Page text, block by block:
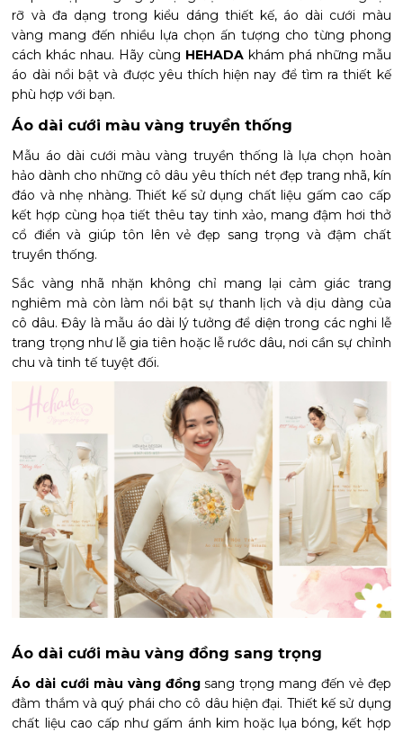
rỡ và đa dạng trong kiểu dáng thiết kế, áo dài cưới màu
vàng mang đến nhiều lựa chọn ấn tượng cho từng phong
cách khác nhau. Hãy cùng HEHADAkhám phá những mẫu
áo dài nổi bật và được yêu thích hiện nay để tìm ra thiết kế
phù hợp với bạn.
Áo dài cưới màu vàng truyền thống
Mẫu áo dài cưới màu vàng truyền thống là lựa chọn hoàn
hảo dành cho những cô dâu yêu thích nét đẹp trang nhã, kín
đáo và nhẹ nhàng. Thiết kế sử dụng chất liệu gấm cao cấp
kết hợp cùng họa tiết thêu tay tinh xảo, mang đậm hơi thở
cổ điển và giúp tôn lên vẻ đẹp sang trọng và đậm chất
truyền thống.
Sắc vàng nhã nhặn không chỉ mang lại cảm giác trang
nghiêm mà còn làm nổi bật sự thanh lịch và dịu dàng của
cô dâu. Đây là mẫu áo dài lý tưởng để diện trong các nghi lễ
trang trọng như lễ gia tiên hoặc lễ rước dâu, nơi cần sự chỉnh
chu và tinh tế tuyệt đối.
Áo dài cưới màu vàng đồng sang trọng
Áo dài cưới màu vàng đồngsang trọng mang đến vẻ đẹp
đằm thắm và quý phái cho cô dâu hiện đại. Thiết kế sử dụng
chất liệu cao cấp như gấm ánh kim hoặc lụa bóng, kết hợp